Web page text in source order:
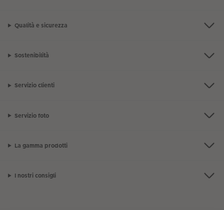
Qualità e sicurezza
Sostenibilità
Servizio clienti
Servizio foto
La gamma prodotti
I nostri consigli